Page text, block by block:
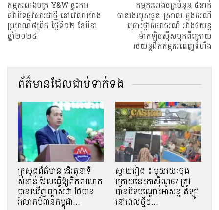
កម្មកររោងចក្រ Y&W ផ្ទុះការ
តវ៉ាបិទផ្លូវសារជាថ្មី នៅវេលាម៉ោង
ប្រមាណ៨ព្រឹក ថ្ងៃទី១២ ខែមីនា
ឆ្នាំ២០២៤
កម្មកររោងចក្រចំនួន ៥នាក់
បានរងរបួសធ្ងន់-ស្រាល ក្នុងករណី
គ្រោះថ្នាក់ចរាចរណ៍ រវាងថយន្ត
ម៉ាកឡិចស៊ីសបុកពីក្រោយ
រថយន្តដឹកកម្មករពេញទំហឹង
ព័ត៌មានដែលជាប់ទាក់ទង
ក្រសួងព័ត៌មាន ដើរតួនាទី
សំខាន់ ដែលធ្វើឱ្យពិភពលោក
បានឃើញច្បាស់ថា ថៃបាន
រំលោភបំពានកម្ពុជា…
ស្វាយរៀង ៖ មួយរយៈចុង
ក្រោយនេះកាសុីណូ67 ត្រូវ
បានបិទបណ្ដោះអាសន្ន ឥឡូវ
នៅពេលថ្មីៗ…